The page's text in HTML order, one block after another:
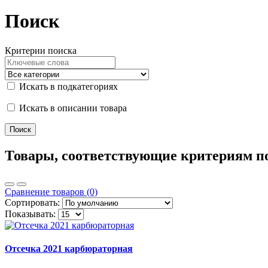
Поиск
Критерии поиска
Искать в подкатегориях
Искать в описании товара
Товары, соответствующие критериям
Сравнение товаров (0)
Сортировать:
Показывать:
Отсечка 2021 карбюраторная